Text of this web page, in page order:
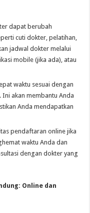
dapat berubah
cuti dokter, pelatihan,
jadwal dokter melalui
mobile (jika ada), atau
waktu sesuai dengan
akan membantu Anda
Anda mendapatkan
pendaftaran online jika
waktu Anda dan
dengan dokter yang
Online dan